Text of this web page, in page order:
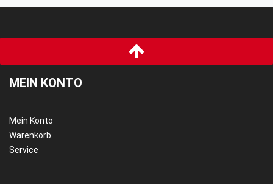
MEIN KONTO
Mein Konto
Warenkorb
Service